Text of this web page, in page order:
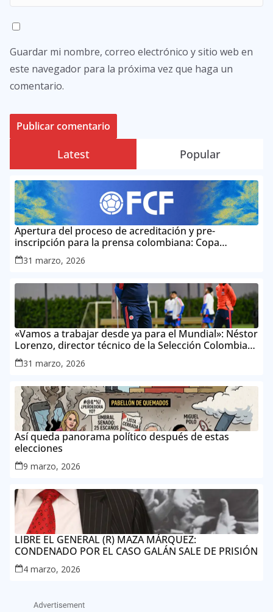
Guardar mi nombre, correo electrónico y sitio web en
este navegador para la próxima vez que haga un
comentario.
Latest Popular
Apertura del proceso de acreditación y pre-
inscripción para la prensa colombiana: Copa
Mundial de la FIFA 2026 ™
31 marzo, 2026
«Vamos a trabajar desde ya para el Mundial»: Néstor
Lorenzo, director técnico de la Selección Colombia
Masculina de Mayores
31 marzo, 2026
Así queda panorama político después de estas
elecciones
9 marzo, 2026
LIBRE EL GENERAL (R) MAZA MÁRQUEZ:
CONDENADO POR EL CASO GALÁN SALE DE PRISIÓN
4 marzo, 2026